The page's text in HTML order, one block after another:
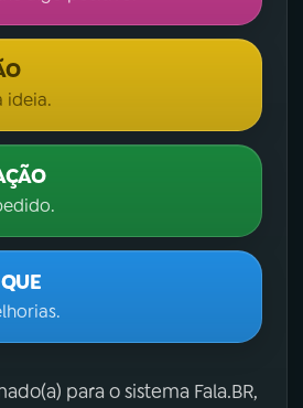
ideia.
para o sistema Fala.BR,